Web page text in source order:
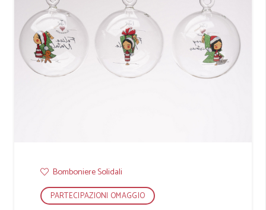
Bomboniere Solidali
PARTECIPAZIONI OMAGGIO